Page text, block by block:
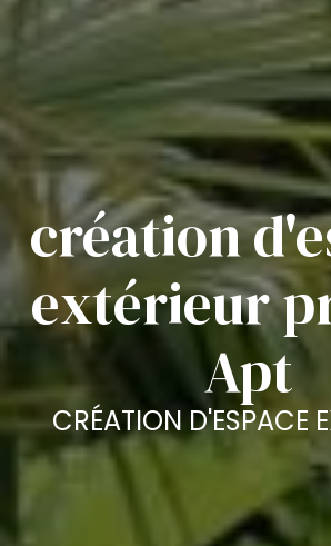
création
extérieur
Apt
CRÉATION D'ESPACE